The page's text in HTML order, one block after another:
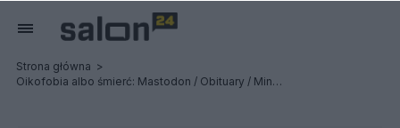
Strona główna
Oikofobia albo śmierć: Mastodon / Obituary / Ministry - Relacja